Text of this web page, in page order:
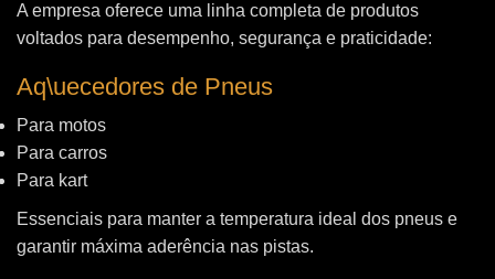
A empresa oferece uma linha completa de produtos
voltados para desempenho, segurança e praticidade:
Aq\uecedores de Pneus
Para motos
Para carros
Para kart
Essenciais para manter a temperatura ideal dos pneus e
garantir máxima aderência nas pistas.